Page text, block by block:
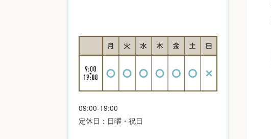
09:00-19:00
定休日：日曜・祝日